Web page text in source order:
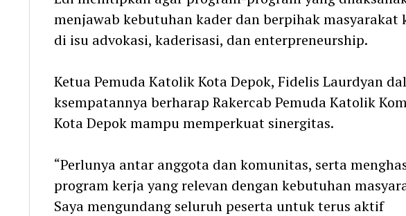
menjawab kebutuhan kader dan berpihak masyarakat
di isu advokasi, kaderisasi, dan enterpreneurship.
Ketua Pemuda Katolik Kota Depok, Fidelis Laurdyan
ksempatannya berharap Rakercab Pemuda Katolik
Kota Depok mampu memperkuat sinergitas.
“Perlunya antar anggota dan komunitas, serta
program kerja yang relevan dengan kebutuhan
Saya mengundang seluruh peserta untuk terus aktif